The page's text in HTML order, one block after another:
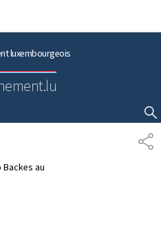
principal
luxembourgeois
AFFICHER / MASQUER LA RECHERCHE
P
A
au